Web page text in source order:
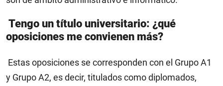
Tengo un título universitario: ¿qué
oposiciones me convienen más?
Estas oposiciones se corresponden con el Grupo A1
y Grupo A2, es decir, titulados como diplomados,